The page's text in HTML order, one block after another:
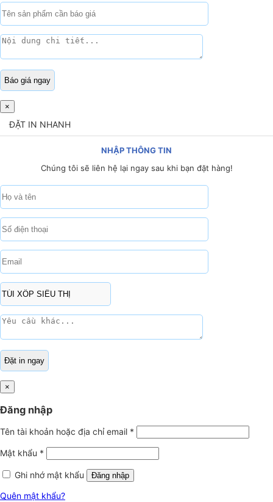
×
ĐẶT IN NHANH
NHẬP THÔNG TIN
Chúng tôi sẽ liên hệ lại ngay sau khi bạn đặt hàng!
×
Đăng nhập
Tên tài khoản hoặc địa chỉ email *
Mật khẩu *
Ghi nhớ mật khẩu Đăng nhập
Quên mật khẩu?